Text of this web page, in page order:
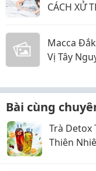
CÁCH XỬ
Macca
Vị Tây
Bài cùng
Trà Detox
Thiên